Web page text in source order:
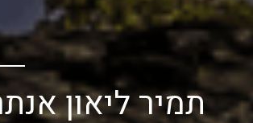
תמיר ליאון